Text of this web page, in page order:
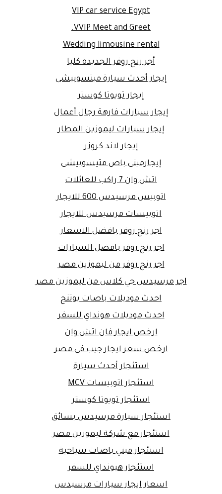
VIP car service Egypt
VVIP Meet and Greet.
Wedding limousine rental
أجر رنج روفر الجديدة كليا
إيجار أحدث سيارة ميتسوبيشى
إيجار تويوتا كوستر
إيجار سيارات فارهة رجال أعمال
إيجار سيارات ليموزين المطار
إيجار لاند كروزر
إيجارمينى باص متيسوبيشى
اتش وان 7 راكب للعائلات
اتوبيس مرسيدس 600 للايجار
اتوبيسات مرسيدس للايجار
اجر رنج روفر بافضل الاسعار
اجر رنج روفر بافضل السيارات
اجر رنج روفر من ليموزين مصر
اجر مرسيدس جي كلاس من ليموزين مصر
احدث موديلات باصات يوتنج
احدث موديلات هونداي للسفر
ارخص ايجار فان اتش وان
ارخص سعر ايجار جيب في مصر
استئجار أحدث سيارة
استئجار اتوبيسات MCV
استئجار تويوتا كوستر
استئجار سيارة مرسيدس بسائق
استئجار مع شركة ليموزين مصر
استئجار ميني باصات سياحية
استئجار هيونداي للسفر
اسعار ايجار سيارات مرسيدس